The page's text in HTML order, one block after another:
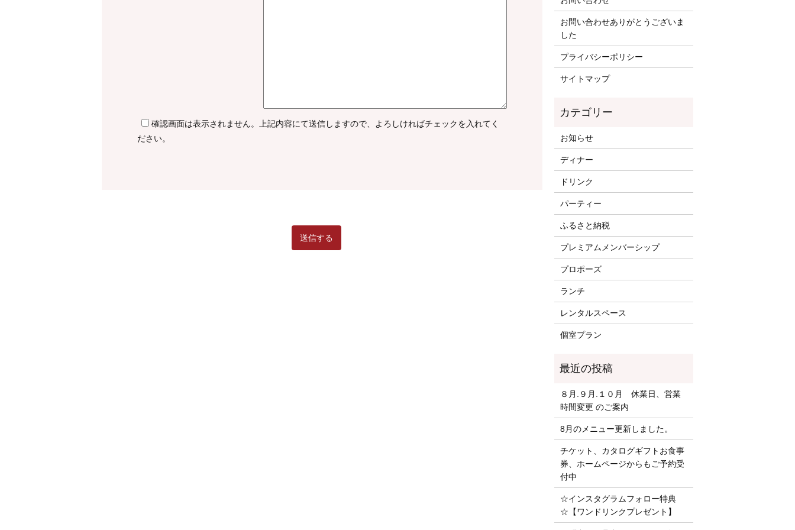
確認画面は表示されません。上記内容にて送信しますので、よろしければチェックを入れてく
ださい。
お問い合わせありがとうございま
した
プライバシーポリシー
サイトマップ
お知らせ
ディナー
ドリンク
パーティー
ふるさと納税
プレミアムメンバーシップ
プロポーズ
ランチ
レンタルスペース
個室プラン
８月.９月.１０月 休業日、営業
時間変更 のご案内
8月のメニュー更新しました。
チケット、カタログギフトお食事
券、ホームページからもご予約受
付中
☆インスタグラムフォロー特典
☆【ワンドリンクプレゼント】